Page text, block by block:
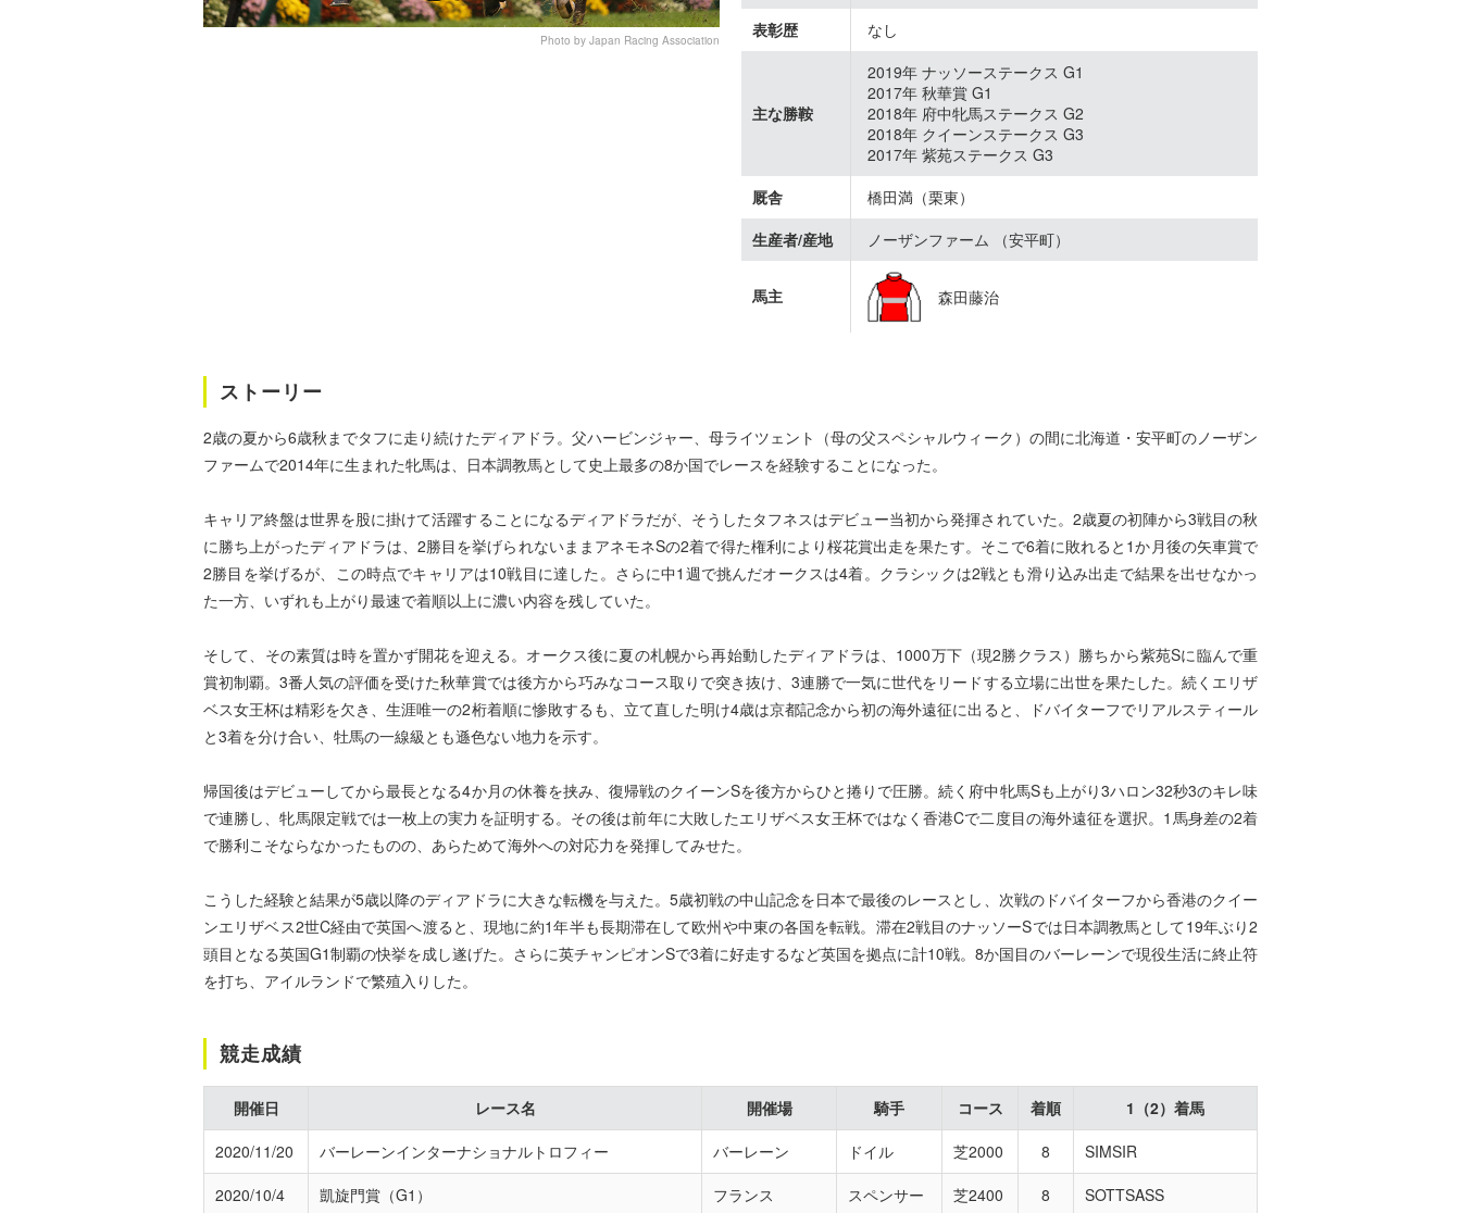
Photo by Japan Racing Association
ストーリー
2歳の夏から6歳秋までタフに走り続けたディアドラ。父ハービンジャー、母ライツェント（母の父スペシャルウィーク）の間に北海道・安平町のノーザン
ファームで2014年に生まれた牝馬は、日本調教馬として史上最多の8か国でレースを経験することになった。
キャリア終盤は世界を股に掛けて活躍することになるディアドラだが、そうしたタフネスはデビュー当初から発揮されていた。2歳夏の初陣から3戦目の秋
に勝ち上がったディアドラは、2勝目を挙げられないままアネモネSの2着で得た権利により桜花賞出走を果たす。そこで6着に敗れると1か月後の矢車賞で
2勝目を挙げるが、この時点でキャリアは10戦目に達した。さらに中1週で挑んだオークスは4着。クラシックは2戦とも滑り込み出走で結果を出せなかっ
た一方、いずれも上がり最速で着順以上に濃い内容を残していた。
そして、その素質は時を置かず開花を迎える。オークス後に夏の札幌から再始動したディアドラは、1000万下（現2勝クラス）勝ちから紫苑Sに臨んで重
賞初制覇。3番人気の評価を受けた秋華賞では後方から巧みなコース取りで突き抜け、3連勝で一気に世代をリードする立場に出世を果たした。続くエリザ
ベス女王杯は精彩を欠き、生涯唯一の2桁着順に惨敗するも、立て直した明け4歳は京都記念から初の海外遠征に出ると、ドバイターフでリアルスティール
と3着を分け合い、牡馬の一線級とも遜色ない地力を示す。
帰国後はデビューしてから最長となる4か月の休養を挟み、復帰戦のクイーンSを後方からひと捲りで圧勝。続く府中牝馬Sも上がり3ハロン32秒3のキレ味
で連勝し、牝馬限定戦では一枚上の実力を証明する。その後は前年に大敗したエリザベス女王杯ではなく香港Cで二度目の海外遠征を選択。1馬身差の2着
で勝利こそならなかったものの、あらためて海外への対応力を発揮してみせた。
こうした経験と結果が5歳以降のディアドラに大きな転機を与えた。5歳初戦の中山記念を日本で最後のレースとし、次戦のドバイターフから香港のクイー
ンエリザベス2世C経由で英国へ渡ると、現地に約1年半も長期滞在して欧州や中東の各国を転戦。滞在2戦目のナッソーSでは日本調教馬として19年ぶり2
頭目となる英国G1制覇の快挙を成し遂げた。さらに英チャンピオンSで3着に好走するなど英国を拠点に計10戦。8か国目のバーレーンで現役生活に終止符
を打ち、アイルランドで繁殖入りした。
表彰歴
なし
主な勝鞍
2019年 ナッソーステークス G1
2017年 秋華賞 G1
2018年 府中牝馬ステークス G2
2018年 クイーンステークス G3
2017年 紫苑ステークス G3
厩舎
橋田満（栗東）
生産者/産地
ノーザンファーム （安平町）
馬主 森田藤治
競走成績
開催日 レース名 開催場 騎手 コース 着順
1（2）着馬
2020/11/20
バーレーンインターナショナルトロフィー バーレーン ドイル 芝2000 8
SIMSIR
2020/10/4
凱旋門賞（G1） フランス スペンサー 芝2400 8
SOTTSASS